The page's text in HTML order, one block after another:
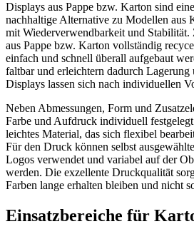
Displays aus Pappe bzw. Karton sind
nachhaltige Alternative zu Modellen aus
mit Wiederverwendbarkeit und
aus Pappe bzw. Karton vollständig
einfach und schnell überall aufgebaut
faltbar und erleichtern dadurch Lagerung
Displays lassen sich nach individuellen
Neben Abmessungen, Form und
Farbe und Aufdruck individuell
leichtes Material, das sich flexibel
Für den Druck können selbst
Logos verwendet und variabel auf der
werden. Die exzellente Druckqualität
Farben lange erhalten bleiben und nicht
Einsatzbereiche für